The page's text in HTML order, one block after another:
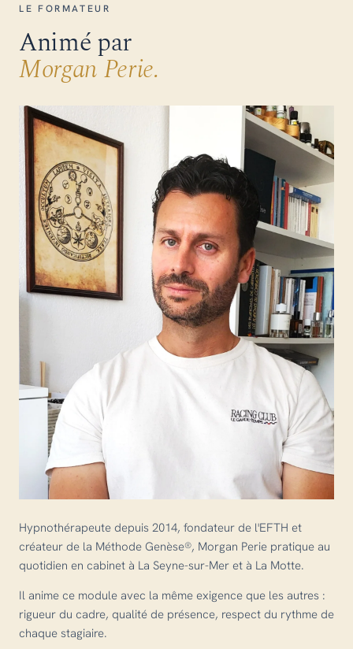
LE FORMATEUR
Animé par
Morgan Perie.
Hypnothérapeute depuis 2014, fondateur de l'EFTH et
créateur de la Méthode Genèse®, Morgan Perie pratique au
quotidien en cabinet à La Seyne-sur-Mer et à La Motte.
Il anime ce module avec la même exigence que les autres :
rigueur du cadre, qualité de présence, respect du rythme de
chaque stagiaire.